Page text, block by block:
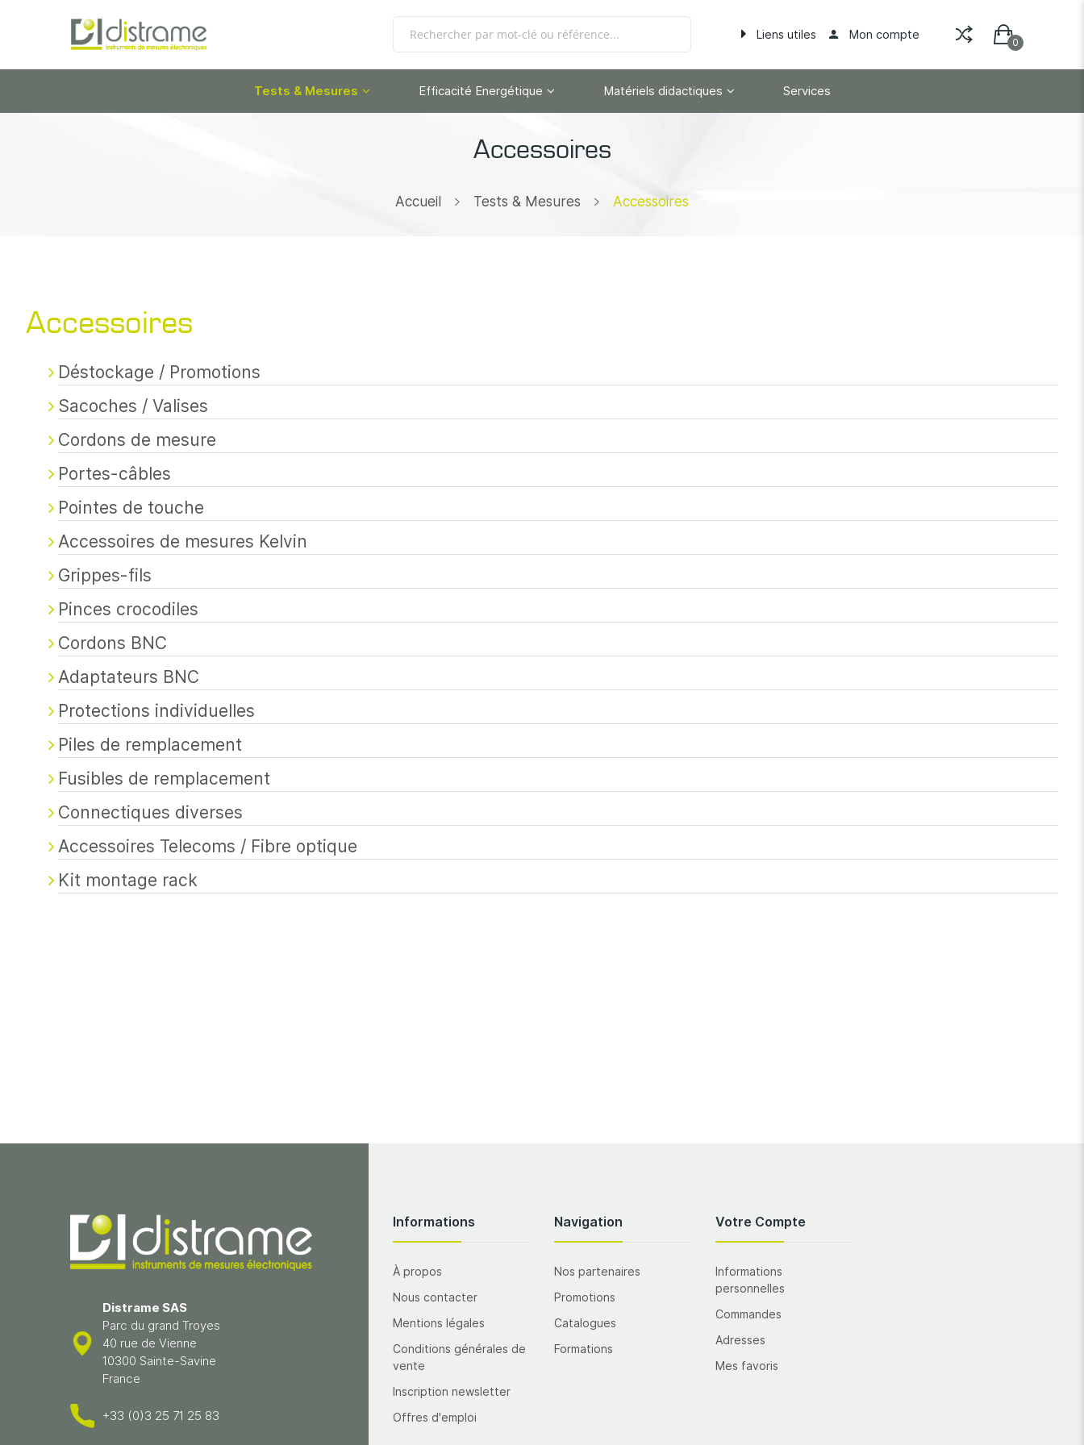
Liens utiles Mon compte
Tests & Mesures Efficacité Energétique Matériels didactiques Services
Accessoires
Accueil Tests & Mesures Accessoires
Accessoires
Déstockage / Promotions
Sacoches / Valises
Cordons de mesure
Portes-câbles
Pointes de touche
Accessoires de mesures Kelvin
Grippes-fils
Pinces crocodiles
Cordons BNC
Adaptateurs BNC
Protections individuelles
Piles de remplacement
Fusibles de remplacement
Connectiques diverses
Accessoires Telecoms / Fibre optique
Kit montage rack
Distrame SAS
Parc du grand Troyes
40 rue de Vienne
10300 Sainte-Savine
France
+33 (0)3 25 71 25 83
Informations
À propos
Nous contacter
Mentions légales
Conditions générales de
vente
Inscription newsletter
Offres d'emploi
Navigation
Nos partenaires
Promotions
Catalogues
Formations
Votre Compte
Informations
personnelles
Commandes
Adresses
Mes favoris